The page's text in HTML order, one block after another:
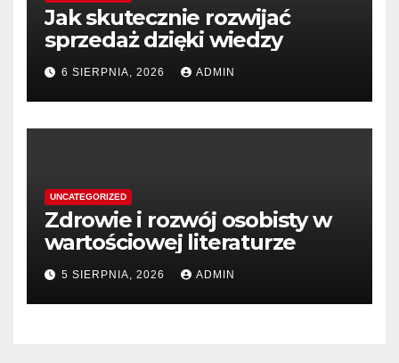
Jak skutecznie rozwijać
sprzedaż dzięki wiedzy
6 SIERPNIA, 2026 ADMIN
UNCATEGORIZED
Zdrowie i rozwój osobisty w
wartościowej literaturze
5 SIERPNIA, 2026 ADMIN